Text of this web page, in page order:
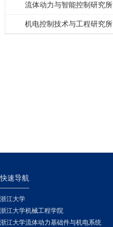
流体动力与智能控制研究所
机电控制技术与工程研究所
快速导航
浙江大学
浙江大学机械工程学院
浙江大学流体动力基础件与机电系统